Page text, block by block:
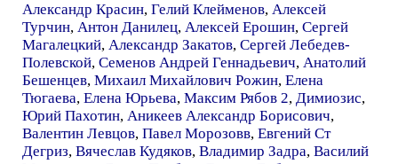
Александр Красин, Гелий Клейменов, Алексей
Турчин, Антон Данилец, Алексей Ерошин, Сергей
Магалецкий, Александр Закатов, Сергей Лебедев-
Полевской, Семенов Андрей Геннадьевич, Анатолий
Бешенцев, Михаил Михайлович Рожин, Елена
Тюгаева, Елена Юрьева, Максим Рябов 2, Димиозис,
Юрий Пахотин, Аникеев Александр Борисович,
Валентин Левцов, Павел Морозовв, Евгений Ст
Дегриз, Вячеслав Кудяков, Владимир Задра, Василий